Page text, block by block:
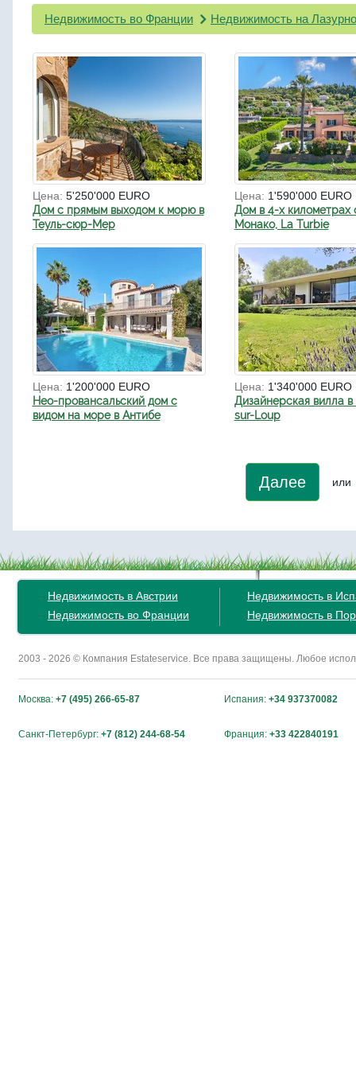
Недвижимость во Франции Недвижимость на
Цена: 5'250'000 EURO
Дом с прямым выходом к морю в
Теуль-сюр-Мер
Цена: 1'590'000 EURO
Дом в 4-х километрах
Монако, La Turbie
Цена: 1'200'000 EURO
Нео-провансальский дом с
видом на море в Антибе
Цена: 1'340'000 EURO
Дизайнерская вилла
sur-Loup
Далее или
Недвижимость в Австрии
Недвижимость во Франции
Недвижимость в
Недвижимость в
2003 - 2026 © Компания Estateservice. Все права защищены. Любое
Москва: +7 (495) 266-65-87 Испания: +34 937370082
Санкт-Петербург: +7 (812) 244-68-54 Франция: +33 422840191